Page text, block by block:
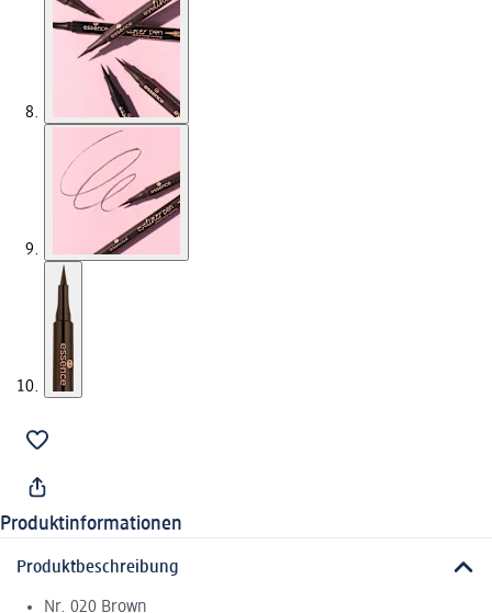
Produktinformationen
Produktbeschreibung
Nr. 020 Brown